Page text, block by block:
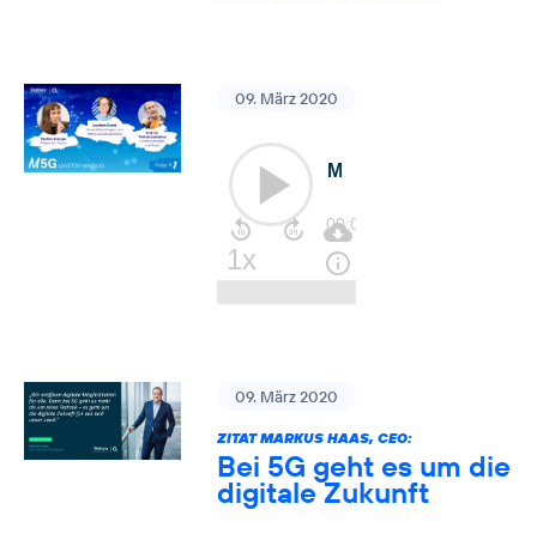
09. März 2020
09. März 2020
ZITAT MARKUS HAAS, CEO:
Bei 5G geht es um die
digitale Zukunft